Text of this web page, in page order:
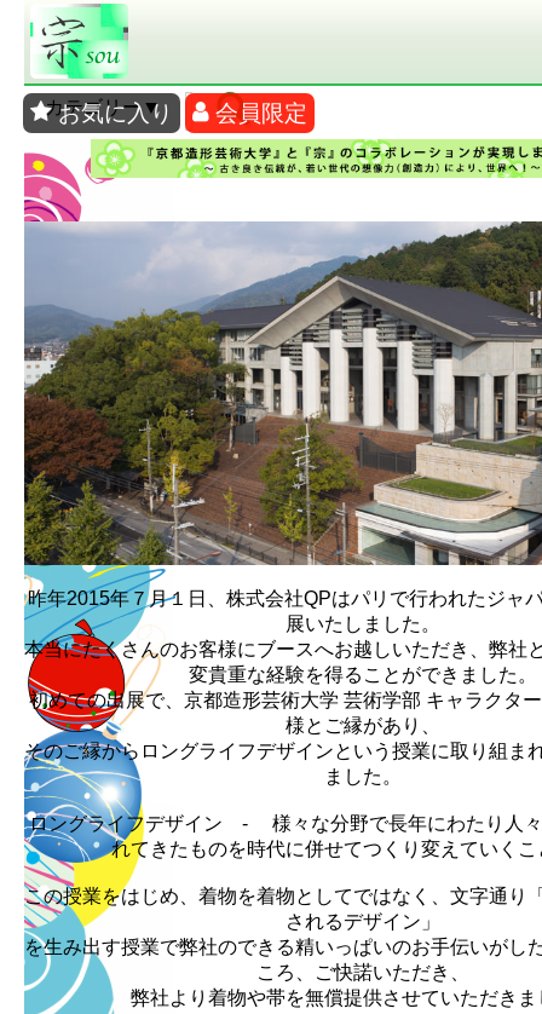
ギャラリー ログイン 使い方 買い物カゴ 支払い・送料
お気に入り 会員限定
カテゴリー▼
昨年2015年７月１日、株式会社QPはパリで行われたジャ
展いたしました。
本当にたくさんのお客様にブースへお越しいただき、弊社
変貴重な経験を得ることができました。
初めての出展で、京都造形芸術大学 芸術学部 キャラクタ
様とご縁があり、
そのご縁からロングライフデザインという授業に取り組ま
ました。
ロングライフデザイン - 様々な分野で長年にわたり人々
れてきたものを時代に併せてつくり変えていくこ
この授業をはじめ、着物を着物としてではなく、文字通り
されるデザイン」
を生み出す授業で弊社のできる精いっぱいのお手伝いがし
ころ、ご快諾いただき、
弊社より着物や帯を無償提供させていただきま